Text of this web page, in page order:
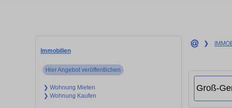
Immobilien
Hier Angebot veröffentlichen
❯ Wohnung Mieten
❯ Wohnung Kaufen
❯